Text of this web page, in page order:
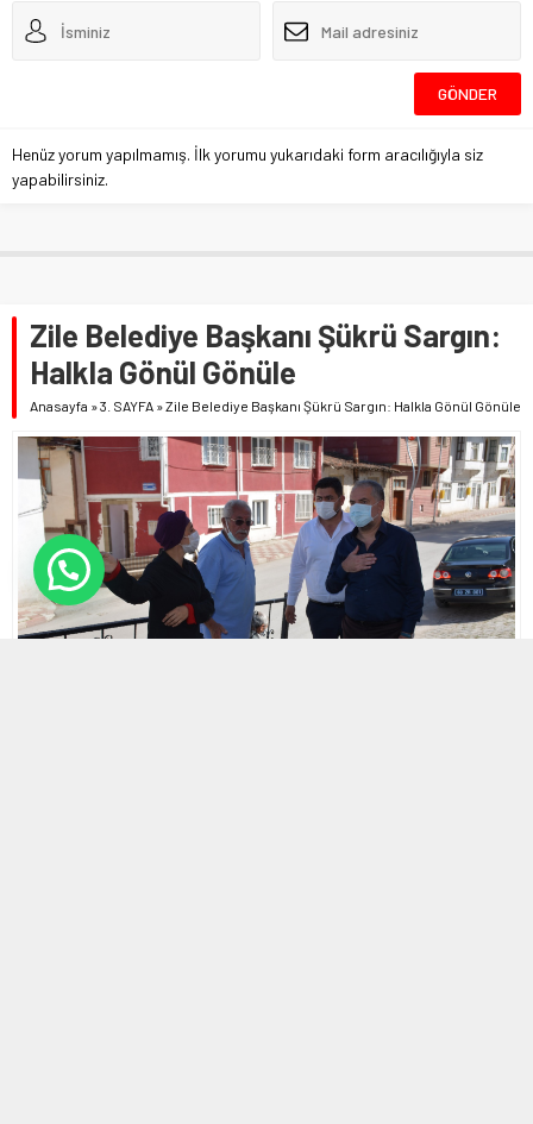
Henüz yorum yapılmamış. İlk yorumu yukarıdaki form aracılığıyla siz
yapabilirsiniz.
Zile Belediye Başkanı Şükrü Sargın:
Halkla Gönül Gönüle
Anasayfa »3. SAYFA »Zile Belediye Başkanı Şükrü Sargın: Halkla Gönül Gönüle